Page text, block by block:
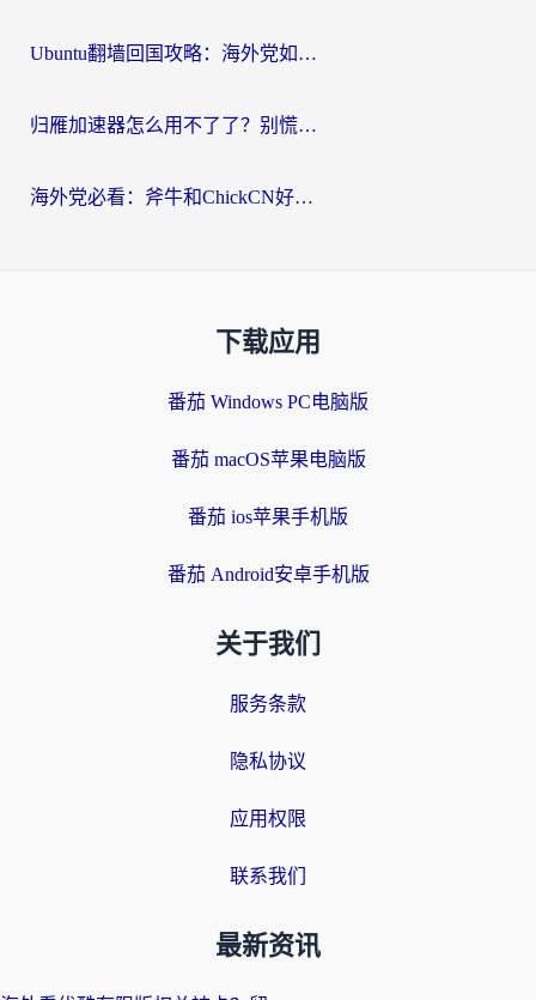
Ubuntu翻墙回国攻略：海外党如何选对加速器，无缝刷国内剧玩游戏？
归雁加速器怎么用不了了？别慌，这篇指南教你如何丝滑“回家”
海外党必看：斧牛和ChickCN好用吗？3款热门加速器实测+番茄加速器深度体验
下载应用
番茄 Windows PC电脑版
番茄 macOS苹果电脑版
番茄 ios苹果手机版
番茄 Android安卓手机版
关于我们
服务条款
隐私协议
应用权限
联系我们
最新资讯